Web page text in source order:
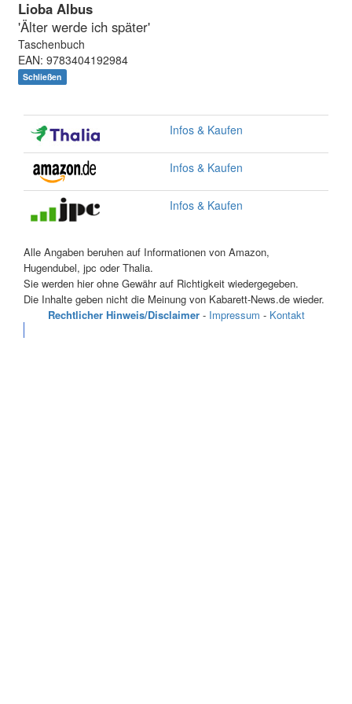
Lioba Albus
'Älter werde ich später'
Taschenbuch
EAN: 9783404192984
Schließen
Infos & Kaufen
Infos & Kaufen
Infos & Kaufen
Alle Angaben beruhen auf Informationen von Amazon,
Hugendubel, jpc oder Thalia.
Sie werden hier ohne Gewähr auf Richtigkeit wiedergegeben.
Die Inhalte geben nicht die Meinung von Kabarett-News.de wieder.
Rechtlicher Hinweis/Disclaimer- Impressum - Kontakt